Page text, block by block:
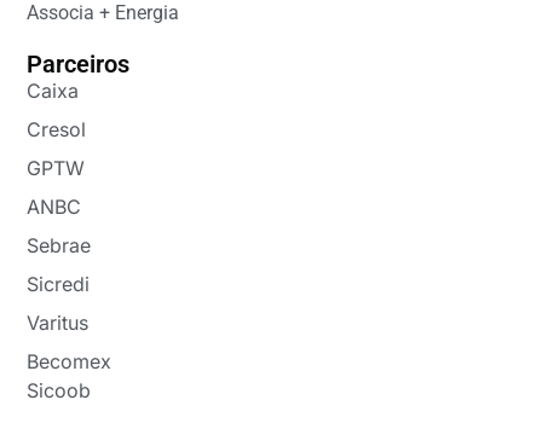
Associa + Energia
Parceiros
Caixa
Cresol
GPTW
ANBC
Sebrae
Sicredi
Varitus
Becomex
Sicoob